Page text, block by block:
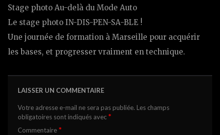
Stage photo Au-delà du Mode Auto
Le stage photo IN-DIS-PEN-SA-BLE !
Une journée de formation à Marseille pour acquérir
les bases, et progresser vraiment en technique.
LAISSER UN COMMENTAIRE
Votre adresse e-mail ne sera pas publiée. Les champs
obligatoires sont indiqués avec *
Commentaire *